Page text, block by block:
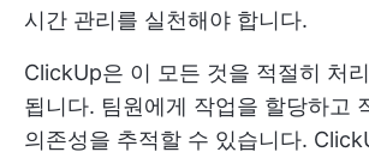
시간 관리를 실천해야 합니다.
ClickUp은 이 모든 것을 적절히 처
됩니다. 팀원에게 작업을 할당하고
의존성을 추적할 수 있습니다.